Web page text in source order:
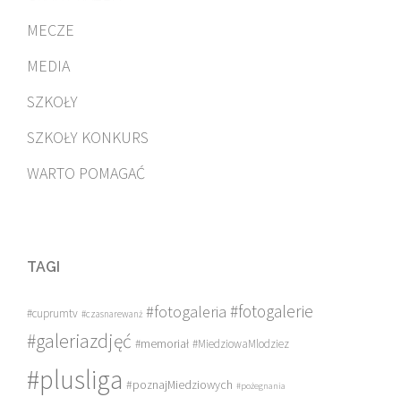
MECZE
MEDIA
SZKOŁY
SZKOŁY KONKURS
WARTO POMAGAĆ
TAGI
#cuprumtv #czasnarewanż #fotogaleria #fotogalerie
#galeriazdjęć #memoriał #MiedziowaMlodziez
#plusliga #poznajMiedziowych #pożegnania